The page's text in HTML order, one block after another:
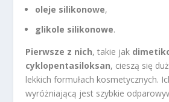
oleje silikonowe,
glikole silikonowe.
Pierwsze z nich, takie jak
cyklopentasiloksan, cieszą się
lekkich formułach kosmetycznych.
wyróżniającą jest szybkie